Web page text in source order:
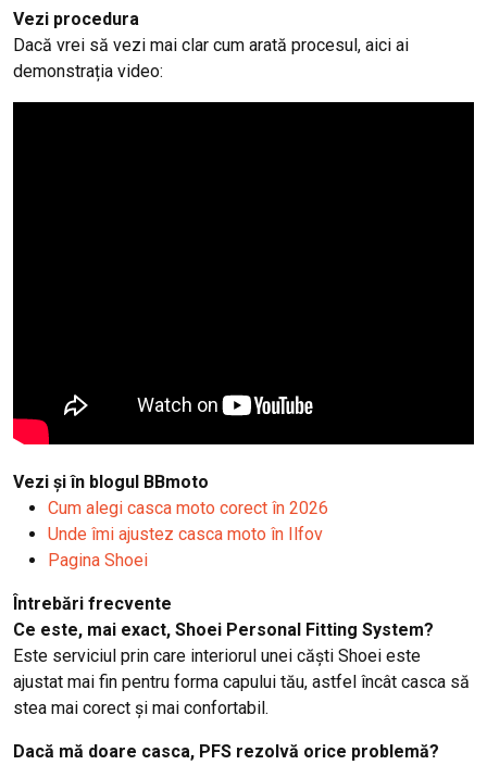
Vezi procedura
Dacă vrei să vezi mai clar cum arată procesul, aici ai
demonstrația video:
Vezi și în blogul BBmoto
Cum alegi casca moto corect în 2026
Unde îmi ajustez casca moto în Ilfov
Pagina Shoei
Întrebări frecvente
Ce este, mai exact, Shoei Personal Fitting System?
Este serviciul prin care interiorul unei căști Shoei este
ajustat mai fin pentru forma capului tău, astfel încât casca să
stea mai corect și mai confortabil.
Dacă mă doare casca, PFS rezolvă orice problemă?